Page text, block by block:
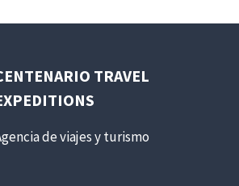
TRAVEL
de viajes y turismo